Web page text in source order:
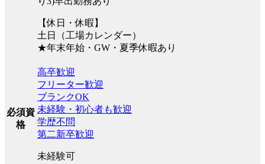
【休日・休暇】
土日（工場カレンダー）
★年末年始・GW・夏季休暇あり
必須資
格
高卒歓迎
フリーター歓迎
ブランクOK
未経験・初心者も歓迎
学歴不問
第二新卒歓迎
未経験可